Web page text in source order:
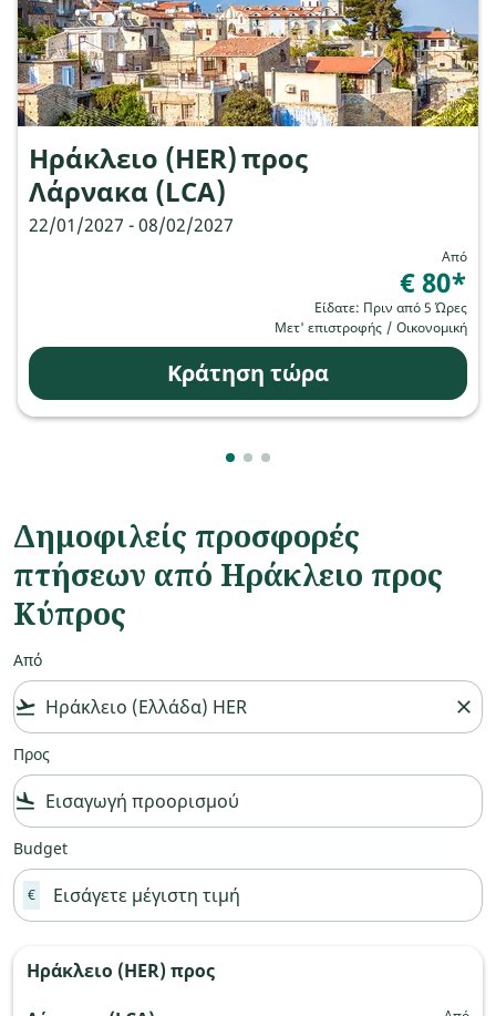
Ηράκλειο (HER)προς
Λάρνακα (LCA)
22/01/2027 - 08/02/2027
Από
€ 80*
Είδατε: Πριν από 5 Ώρες
Μετ' επιστροφής / Οικονομική
Κράτηση τώρα
Δημοφιλείς προσφορές
πτήσεων από Ηράκλειο προς
Κύπρος
Από
flight_takeoff close
Προς
flight_land
Budget
€
Ηράκλειο (HER)προς